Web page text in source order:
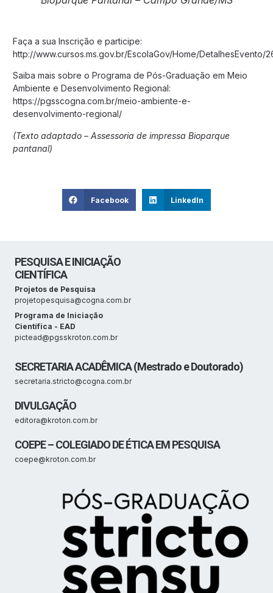
Faça a sua Inscrição e participe:
http://www.cursos.ms.gov.br/EscolaGov/Home/DetalhesEvento/
Saiba mais sobre o Programa de Pós-Graduação em Meio
Ambiente e Desenvolvimento Regional:
https://pgsscogna.com.br/meio-ambiente-e-
desenvolvimento-regional/
(Texto adaptado – Assessoria de impressa Bioparque
pantanal)
Facebook LinkedIn
PESQUISA E INICIAÇÃO
CIENTÍFICA
Projetos de Pesquisa
projetopesquisa@cogna.com.br
Programa de Iniciação
Científica - EAD
pictead@pgsskroton.com.br
SECRETARIA ACADÊMICA (Mestrado e Doutorado)
secretaria.stricto@cogna.com.br
DIVULGAÇÃO
editora@kroton.com.br
COEPE – COLEGIADO DE ÉTICA EM PESQUISA
coepe@kroton.com.br